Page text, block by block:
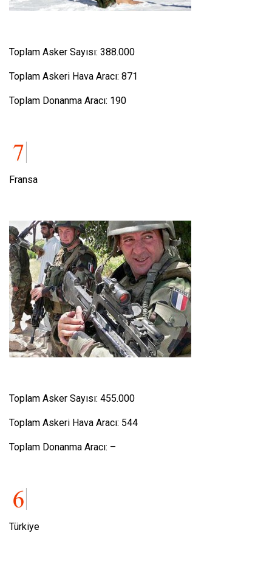
Toplam Asker Sayısı: 388.000
Toplam Askeri Hava Aracı: 871
Toplam Donanma Aracı: 190
Fransa
Toplam Asker Sayısı: 455.000
Toplam Askeri Hava Aracı: 544
Toplam Donanma Aracı: –
Türkiye